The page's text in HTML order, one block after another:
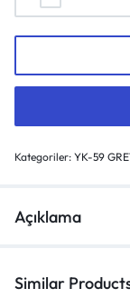
Kategoriler: YK-59
Açıklama
Similar